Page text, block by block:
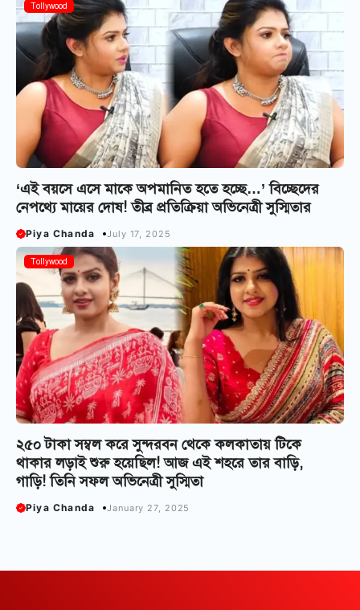
Tollywood
‘এই বয়সে এসে মাকে অপমানিত হতে হচ্ছে…’ বিচ্ছেদের
নেপথ্যে মায়ের দোষ! তীব্র প্রতিক্রিয়া অভিনেত্রী সুস্মিতার
Piya Chanda July 17, 2025
Tollywood
২৫০ টাকা সম্বল করে সুন্দরবন থেকে কলকাতায় টিকে
থাকার লড়াই শুরু হয়েছিল! আজ এই শহরে তার বাড়ি,
গাড়ি! তিনি সফল অভিনেত্রী সুস্মিতা
Piya Chanda January 27, 2025